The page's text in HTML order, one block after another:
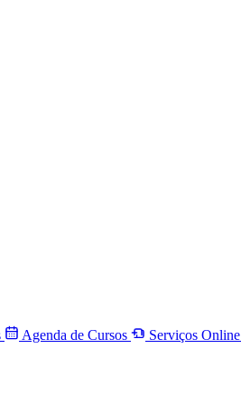
Agenda de Cursos Serviços Online